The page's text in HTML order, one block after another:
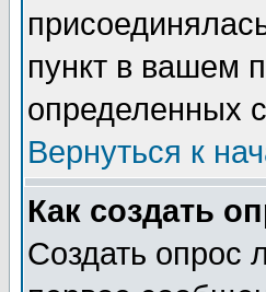
пункт в вашем
определенных
Вернуться к
Как создать
Создать опрос